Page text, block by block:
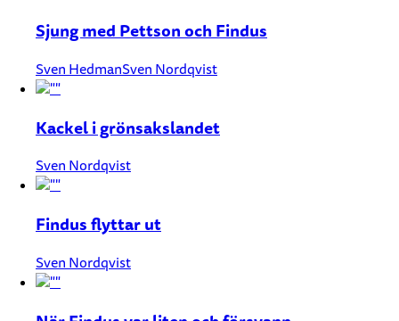
Sjung med Pettson och Findus
Sven HedmanSven Nordqvist
Kackel i grönsakslandet
Sven Nordqvist
Findus flyttar ut
Sven Nordqvist